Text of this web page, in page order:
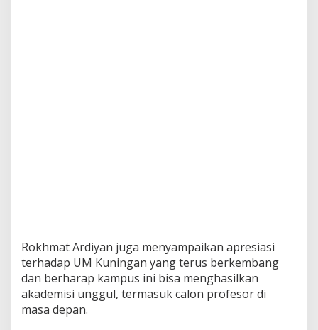
Rokhmat Ardiyan juga menyampaikan apresiasi
terhadap UM Kuningan yang terus berkembang
dan berharap kampus ini bisa menghasilkan
akademisi unggul, termasuk calon profesor di
masa depan.